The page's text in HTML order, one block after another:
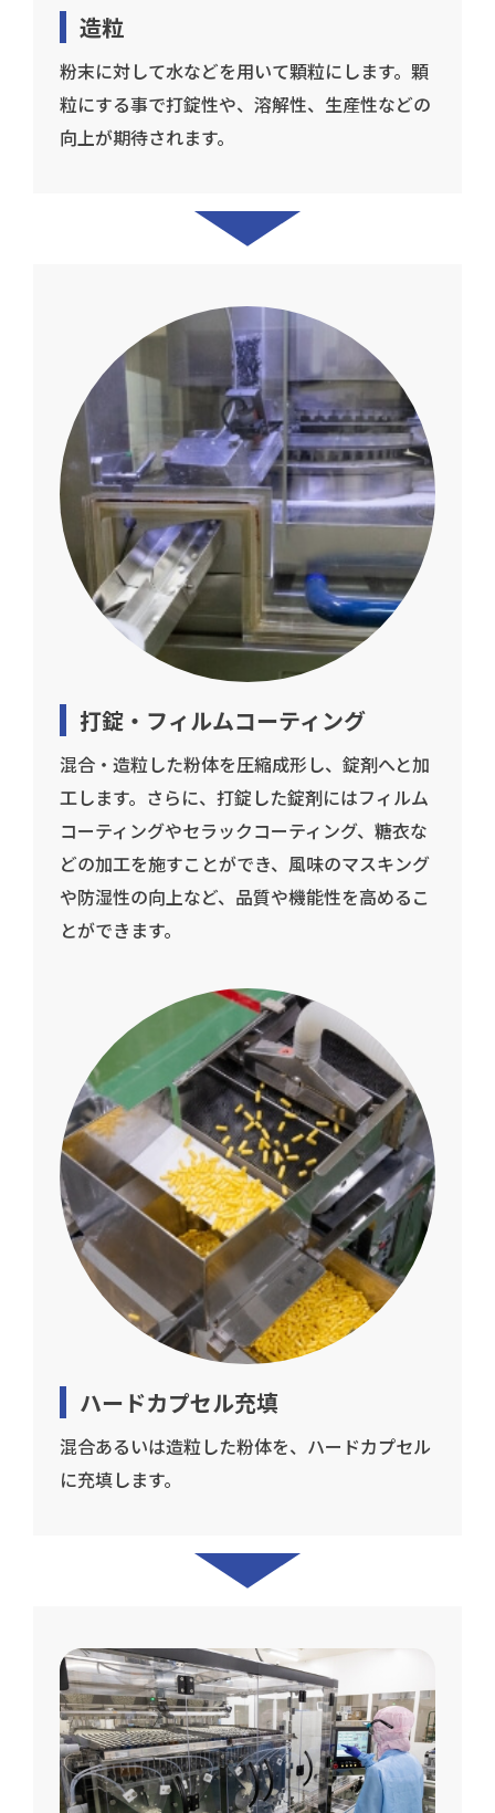
造粒
粉末に対して水などを用いて顆粒にします。顆
粒にする事で打錠性や、溶解性、生産性などの
向上が期待されます。
打錠・フィルムコーティング
混合・造粒した粉体を圧縮成形し、錠剤へと加
工します。さらに、打錠した錠剤にはフィルム
コーティングやセラックコーティング、糖衣な
どの加工を施すことができ、風味のマスキング
や防湿性の向上など、品質や機能性を高めるこ
とができます。
ハードカプセル充填
混合あるいは造粒した粉体を、ハードカプセル
に充填します。